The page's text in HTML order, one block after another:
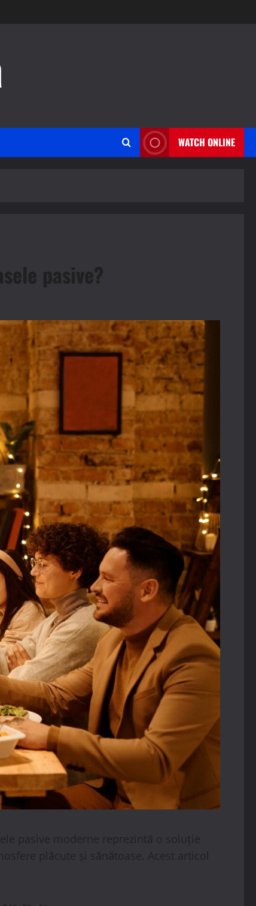
WATCH ONLINE
pasive?
pasive moderne reprezintă o soluție
plăcute și sănătoase. Acest articol